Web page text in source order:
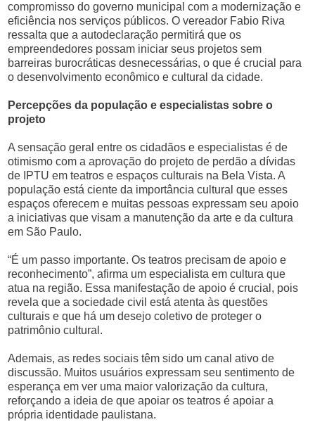
compromisso do governo municipal com a modernização e
eficiência nos serviços públicos. O vereador Fabio Riva
ressalta que a autodeclaração permitirá que os
empreendedores possam iniciar seus projetos sem
barreiras burocráticas desnecessárias, o que é crucial para
o desenvolvimento econômico e cultural da cidade.
Percepções da população e especialistas sobre o
projeto
A sensação geral entre os cidadãos e especialistas é de
otimismo com a aprovação do projeto de perdão a dívidas
de IPTU em teatros e espaços culturais na Bela Vista. A
população está ciente da importância cultural que esses
espaços oferecem e muitas pessoas expressam seu apoio
a iniciativas que visam a manutenção da arte e da cultura
em São Paulo.
“É um passo importante. Os teatros precisam de apoio e
reconhecimento”, afirma um especialista em cultura que
atua na região. Essa manifestação de apoio é crucial, pois
revela que a sociedade civil está atenta às questões
culturais e que há um desejo coletivo de proteger o
patrimônio cultural.
Ademais, as redes sociais têm sido um canal ativo de
discussão. Muitos usuários expressam seu sentimento de
esperança em ver uma maior valorização da cultura,
reforçando a ideia de que apoiar os teatros é apoiar a
própria identidade paulistana.